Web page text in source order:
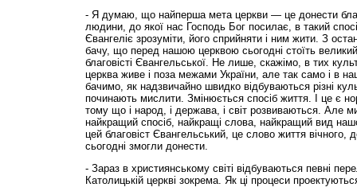
- Я думаю, що найперша мета церкви — це донести
людини, до якої нас Господь Бог посилає, в такий
Євангеліє зрозуміти, його сприйняти і ним жити. З
бачу, що перед нашою церквою сьогодні стоїть великий
благовісті Євангельської. Не лише, скажімо, в тих
церква живе і поза межами України, але так само і в
бачимо, як надзвичайно швидко відбуваються різні
починають мислити. Змінюється спосіб життя. І це є
тому що і народ, і держава, і світ розвиваються. Але
найкращий спосіб, найкращі слова, найкращий вид
цей благовіст Євангельський, це слово життя вічного,
сьогодні змогли донести.
- Зараз в християнському світі відбуваються певні
Католицькій церкві зокрема. Як ці процеси